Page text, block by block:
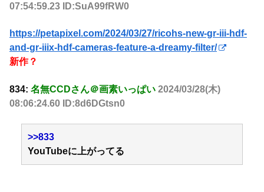
07:54:59.23 ID:SuA99fRW0
https://petapixel.com/2024/03/27/ricohs-new-gr-iii-hdf-
and-gr-iiix-hdf-cameras-feature-a-dreamy-filter/
新作？
834: 名無CCDさん＠画素いっぱい 2024/03/28(木)
08:06:24.60 ID:8d6DGtsn0
>>833
YouTubeに上がってる